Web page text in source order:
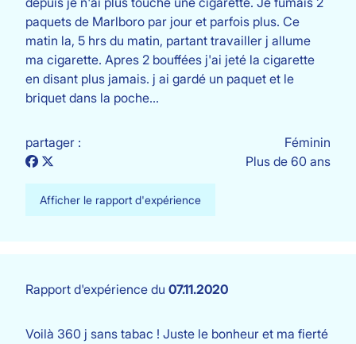
paquets de Marlboro par jour et parfois plus. Ce
matin la, 5 hrs du matin, partant travailler j allume
ma cigarette. Apres 2 bouffées j'ai jeté la cigarette
en disant plus jamais. j ai gardé un paquet et le
briquet dans la poche…
partager :
Afficher le rapport d'expérience
Féminin
Plus de 60 ans
Rapport d'expérience du 07.11.2020
Voilà 360 j sans tabac ! Juste le bonheur et ma fierté